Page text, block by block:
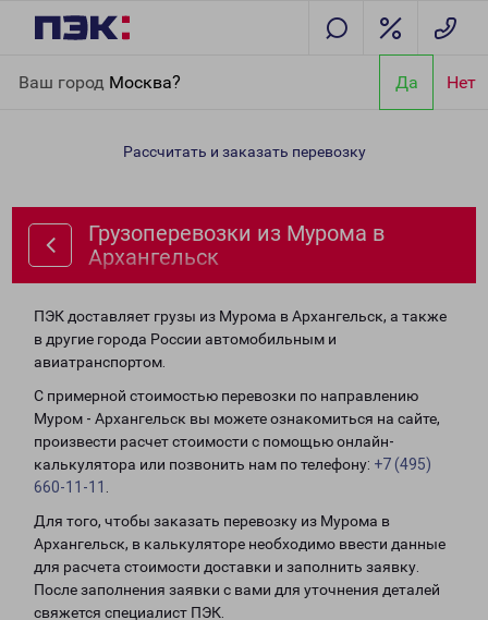
Ваш город Москва? Да Нет
Архангельск
Рассчитать и заказать перевозку
Грузоперевозки из Мурома в
Архангельск
ПЭК доставляет грузы из Мурома в Архангельск, а также
в другие города России автомобильным и
авиатранспортом.
С примерной стоимостью перевозки по направлению
Муром - Архангельск вы можете ознакомиться на сайте,
произвести расчет стоимости с помощью онлайн-
калькулятора или позвонить нам по телефону: +7 (495)
660-11-11
Для того, чтобы заказать перевозку из Мурома в
Архангельск, в калькуляторе необходимо ввести данные
для расчета стоимости доставки и заполнить заявку.
После заполнения заявки с вами для уточнения деталей
свяжется специалист ПЭК.